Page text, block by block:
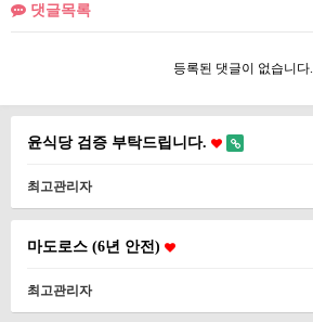
댓글목록
등록된 댓글이 없습니다.
윤식당 검증 부탁드립니다.
최고관리자
마도로스 (6년 안전)
최고관리자